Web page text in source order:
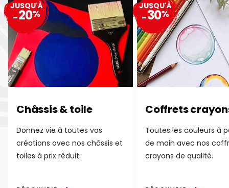
Châssis & toile
Donnez vie à toutes vos
créations avec nos châssis et
toiles à prix réduit.
JUSQU'À
-20%
Coffrets
Toutes les couleurs à
de main avec nos
crayons de qualité.
JUSQU'À
-30%